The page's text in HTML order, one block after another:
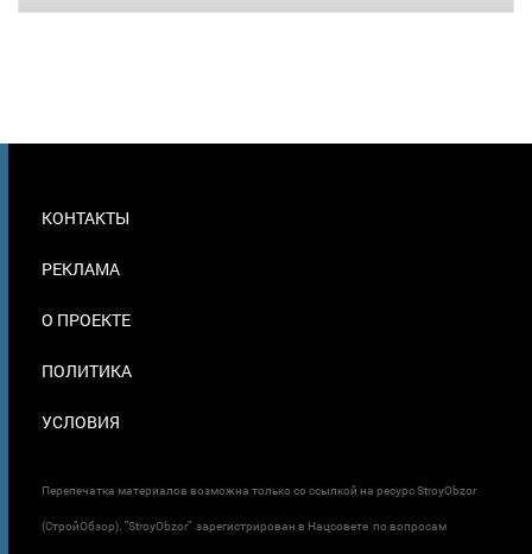
В
КОНТАКТЫ
РЕКЛАМА
О ПРОЕКТЕ
ПОЛИТИКА
УСЛОВИЯ
Перепечатка материалов возможна только со ссылкой на ресурс StroyObzor
(СтройОбзор). "StroyObzor" зарегистрирован в Нацсовете по вопросам